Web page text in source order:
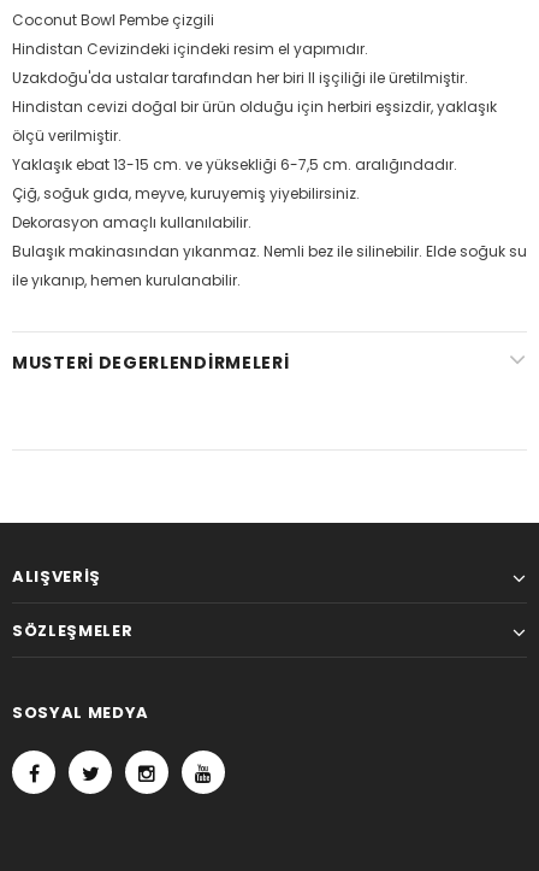
Coconut Bowl Pembe çizgili
Hindistan Cevizindeki içindeki resim el yapımıdır.
Uzakdoğu'da ustalar tarafından her biri ll işçiliği ile üretilmiştir.
Hindistan cevizi doğal bir ürün olduğu için herbiri eşsizdir, yaklaşık
ölçü verilmiştir.
Yaklaşık ebat 13-15 cm. ve yüksekliği 6-7,5 cm. aralığındadır.
Çiğ, soğuk gıda, meyve, kuruyemiş yiyebilirsiniz.
Dekorasyon amaçlı kullanılabilir.
Bulaşık makinasından yıkanmaz. Nemli bez ile silinebilir. Elde soğuk su
ile yıkanıp, hemen kurulanabilir.
MUSTERI DEGERLENDIRMELERI
ALIŞVERIŞ
SÖZLEŞMELER
SOSYAL MEDYA